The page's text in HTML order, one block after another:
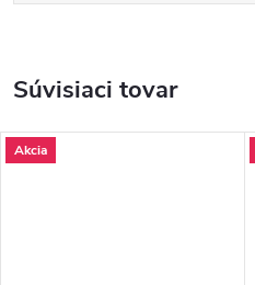
Súvisiaci tovar
Akcia